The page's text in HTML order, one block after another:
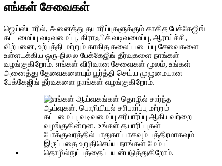
எங்கள் சேவைகள்
ஜெய்ஸ்டாரில், அனைத்து தயாரிப்புகளுக்கும் காகித பேக்கேஜிங்
கட்டமைப்பு வடிவமைப்பு, கிராஃபிக் வடிவமைப்பு, ஆராய்ச்சி,
விற்பனை, உற்பத்தி மற்றும் காகித கலைப்படைப்பு சேவைகளை
உள்ளடக்கிய ஒரு-நிலை பேக்கேஜிங் தீர்வுகளை நாங்கள்
வழங்குகிறோம். எங்கள் விரிவான சேவைகள் மூலம், உங்கள்
அனைத்து தேவைகளையும் பூர்த்தி செய்ய முழுமையான
பேக்கேஜிங் தீர்வுகளை நாங்கள் வழங்குகிறோம்.